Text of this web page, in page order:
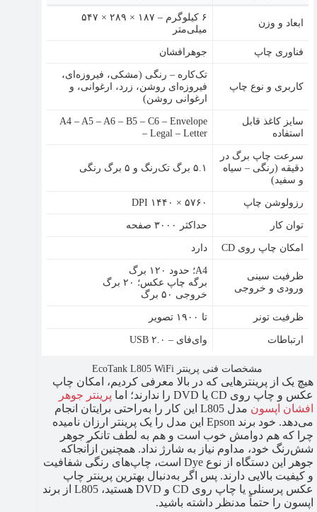
ابعاد و وزن
۶ کیلوگرم – ۱۸۷ × ۲۸۹ × ۵۴۷
میلی‌متر
فناوری چاپ
جوهرافشان
کاربری و نوع چاپ
تک‌کاره – رنگی (مشکی، فیروزه‌ای،
فیروزه‌ای روشن، زرد، ارغوانی، و
ارغوانی روشن)
سایز کاغذ قابل
استفاده
A4 – A5 – A6 – B5 – C6 – Envelope
– Legal – Letter
سرعت چاپ برگ در
دقیقه (رنگی – سیاه
و سفید)
۵.۱ برگ تک‌رنگ و ۵ برگ رنگی
رزولوشن چاپ
DPI ۱۴۴۰ × ۵۷۶۰
توان کار
حداکثر ۳۰۰۰ صفحه
امکان چاپ روی CD
دارد
ظرفیت سینی
ورودی و خروجی
A4؛ حدود ۱۲۰ برگ
برگه چاپ عکس؛ ۲۰ برگ
خروجی ۵۰ برگ
ظرفیت تونر
تا ۱۹۰۰ تصویر
ارتباطات
وای‌فای – USB ۲.۰
مشخصات فنی پرینتر EcoTank L805 WiFi
هیچ یک از پرینترهایی که در بالا معرفی کردیم، امکان چاپ
عکس و چاپ روی CD یا DVD را ندارند؛ اما
پرینتر جوهر
افشان اپسون
مدل L805 این کار را به‌راحتی برایتان انجام
می‌دهد. خود برند Epson این مدل را یک پرینتر ارزان نامیده
چرا که هم دوامش خوب است و هم به لطف تانکر جوهر
شش‌رنگ خود، مداوم نیاز به شارژ نداد. همچنین ازآنجاکه
جوهر این دستگاه از نوع Dye است، چاپ‌های رنگی شفافیت
و کیفیت بالایی دارند. پس اگر به‌دنبال بهترین پرینتر چاپ
عکس پرسنلی یا چاپ روی CD و DVD هستید، L805 از برند
اپسون را حتماً مدنظر داشته باشید.